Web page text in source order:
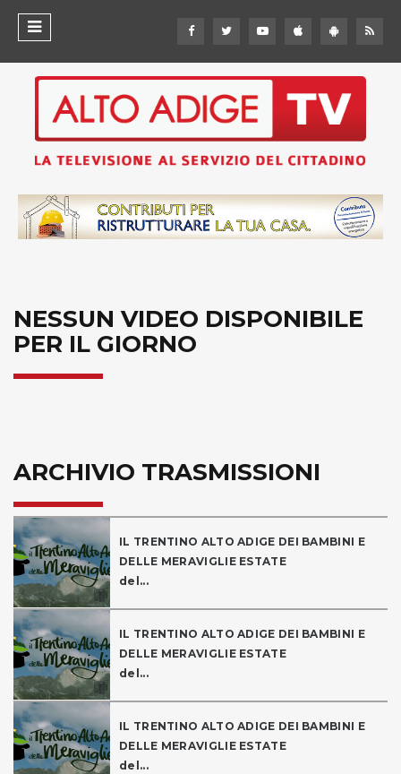
NESSUN VIDEO DISPONIBILE
PER IL GIORNO
ARCHIVIO TRASMISSIONI
IL TRENTINO ALTO ADIGE DEI BAMBINI E
DELLE MERAVIGLIE ESTATE
del...
IL TRENTINO ALTO ADIGE DEI BAMBINI E
DELLE MERAVIGLIE ESTATE
del...
IL TRENTINO ALTO ADIGE DEI BAMBINI E
DELLE MERAVIGLIE ESTATE
del...